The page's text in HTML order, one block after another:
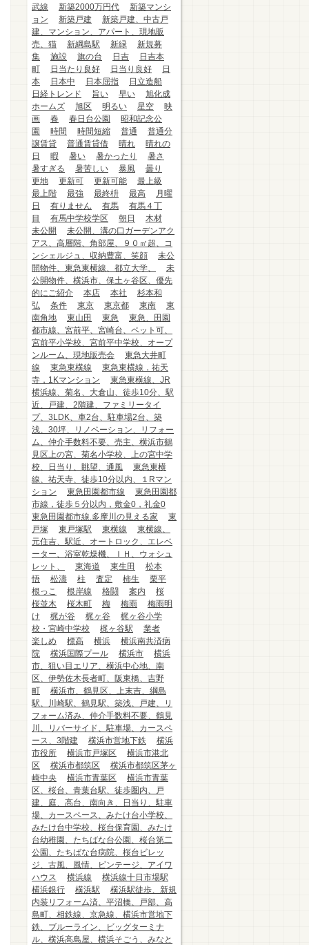
武線
新築2000万円代
新築マンシ
ョン
新築戸建
新築戸建、中古戸
建、マンション、アパート、現地販
売、猫
新綱島駅 新緑
新規募
集
施設 旗の台 日吉
日吉本
町
日当たり良好 日当り良好
日
本
日本中 日本屈指
日立造船
日経トレンド
旨い 早い
旭化成
ホームズ
旭区 明るい 星空
映
画
春 春日台公園
昭和記念公
園
時間 時間短縮 普通
普通分
譲賃貸
普通賃貸借 晴れ
晴れの
日
暇 暑い 暑かったり
暑さ
暑すぎる
暑苦しい 暴風
曇り
更地
更新可 更新可能
最上級
最上階
最強 最終枡 最高
月曜
日
有りません 有馬
有馬４丁
目
有馬中学校学区 朝日
木材
未公開
未公開、溝の口ガーデンアク
アス、高層階、角部屋、９０㎡超、コ
ンシェルジュ、収納豊富、笑顔
未公
開物件、東急東横線、都立大学、
未
公開物件、横浜市、保土ヶ谷区、優先
的にご紹介
本店 本社
杉本和
弘
条件 東京 東京都 東南
東
南角地
東山田 東急
東急、田園
都市線、宮前平、宮崎台、ペット可、
宮前平小学校、宮前平中学校、オープ
ンルーム、現地販売会
東急大井町
線
東急東横線
東急東横線，祐天
寺，1Kマンション
東急東横線、JR
横浜線、菊名、大倉山、徒歩10分、駅
近、戸建、2階建、ファミリータイ
プ、3LDK、車2台、駐車場2台、築
浅、30坪、リノベーション、リフォー
ム、仲介手数料不要、売主、横浜市鶴
見区上の宮、菊名小学校、上の宮中学
校、日当り、眺望、通風
東急東横
線、祐天寺、徒歩10分以内、１Rマン
ション
東急田園都市線
東急田園都
市線，徒歩５分以内，敷金0，礼金0
東急田園都市線.多摩川の見える家
東
戸塚
東戸塚駅 東横線
東横線、
元住吉、駅近、オートロック、エレベ
ーター、浴室乾燥機、ＩＨ、ウォシュ
レット、
東海道 東生田
松本
悟
松濤 柱 査定 柿生
栗平
根っこ
根岸線 格闘 案内
桜
桜並木
桜木町 梅 梅雨
梅雨明
け
梶が谷 梶ヶ谷
梶ヶ谷小学
校・宮崎中学校
梶ヶ谷駅
業者
楽しめ
標高 横浜
横浜南共済病
院
横浜国際プール 横浜市
横浜
市、狙い目エリア、横浜中心地、南
区、伊勢佐木長者町、阪東橋、吉野
町
横浜市、鶴見区、上末吉、綱島
駅、川崎駅、鶴見駅、築浅、戸建、リ
フォーム済み、仲介手数料不要、鶴見
川、リバーサイド、駐車場、カースペ
ース、3階建
横浜市営地下鉄
横浜
市役所
横浜市戸塚区
横浜市港北
区
横浜市都筑区
横浜市都筑区茅ヶ
崎中央
横浜市青葉区
横浜市青葉
区、桜台、青葉台駅、徒歩圏内、戸
建、庭、高台、南向き、日当り、駐車
場、カースペース、みたけ台小学校、
みたけ台中学校、桜台保育園、みたけ
台幼稚園、たちばな台公園、桜台第二
公園、たちばな台病院、桜台ビレッ
ジ、古風、風情、ビンテージ、アイワ
ハウス
横浜線
横浜線十日市場駅
横浜銀行
横浜駅
横浜駅徒歩、新規
内装リフォーム済、平沼橋、戸部、高
島町、相鉄線、京急線、横浜市営地下
鉄、ブルーライン、ビッグターミナ
ル、横浜高島屋、横浜そごう、みなと